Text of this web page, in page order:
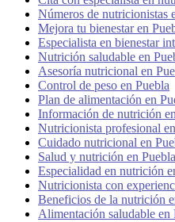
Números de nutricionistas
Mejora tu bienestar en
Especialista en bienestar
Nutrición saludable en
Asesoría nutricional en
Control de peso en Puebla
Plan de alimentación en
Información de nutrición
Nutricionista profesional
Cuidado nutricional en
Salud y nutrición en Puebla
Especialidad en nutrición
Nutricionista con
Beneficios de la nutrición
Alimentación saludable en